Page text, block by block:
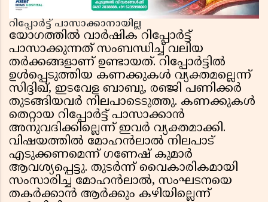
റിപ്പോർട്ട് പാസാക്കാനായില്ല
യോഗത്തിൽ വാർഷിക റിപ്പോർട്ട്
പാസാക്കുന്നത് സംബന്ധിച്ച് വലിയ
തർക്കങ്ങളാണ് ഉണ്ടായത്. റിപ്പോർട്ടിൽ
ഉൾപ്പെടുത്തിയ കണക്കുകൾ വ്യക്തമല്ലെന്ന്
സിദ്ദിഖ്, ഇടവേള ബാബു, രഞ്ജി പണിക്കർ
തുടങ്ങിയവർ നിലപാടെടുത്തു. കണക്കുകൾ
തെറ്റായ റിപ്പോർട്ട് പാസാക്കാൻ
അനുവദിക്കില്ലെന്ന് ഇവർ വ്യക്തമാക്കി.
വിഷയത്തിൽ മോഹൻലാൽ നിലപാട്
എടുക്കണമെന്ന് ഗണേഷ് കുമാർ
ആവശ്യപ്പെട്ടു. തുടർന്ന് വൈകാരികമായി
സംസാരിച്ച മോഹൻലാൽ, സംഘടനയെ
തകർക്കാൻ ആർക്കും കഴിയില്ലെന്ന്